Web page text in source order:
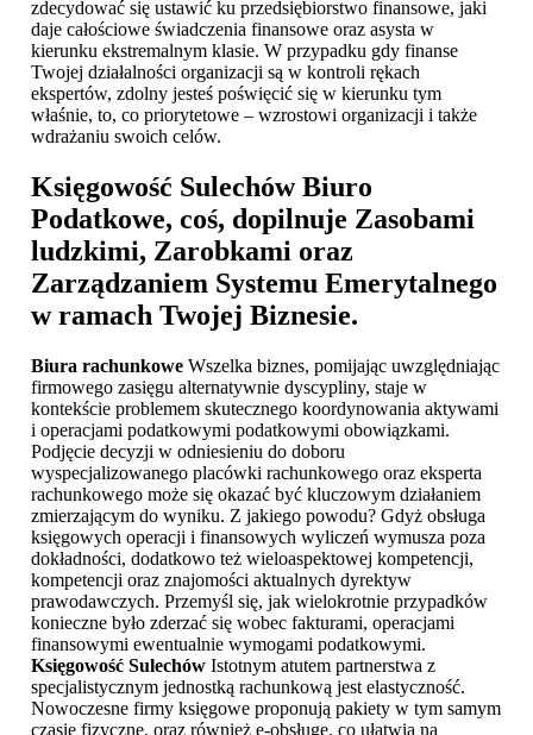
zdecydować się ustawić ku przedsiębiorstwo finansowe, jaki
daje całościowe świadczenia finansowe oraz asysta w
kierunku ekstremalnym klasie. W przypadku gdy finanse
Twojej działalności organizacji są w kontroli rękach
ekspertów, zdolny jesteś poświęcić się w kierunku tym
właśnie, to, co priorytetowe – wzrostowi organizacji i także
wdrażaniu swoich celów.
Księgowość SulechówBiuro
Podatkowe, coś, dopilnuje Zasobami
ludzkimi, Zarobkami oraz
Zarządzaniem Systemu Emerytalnego
w ramach Twojej Biznesie.
Biura rachunkowe Wszelka biznes, pomijając uwzględniając
firmowego zasięgu alternatywnie dyscypliny, staje w
kontekście problemem skutecznego koordynowania aktywami
i operacjami podatkowymi podatkowymi obowiązkami.
Podjęcie decyzji w odniesieniu do doboru
wyspecjalizowanego placówki rachunkowego oraz eksperta
rachunkowego może się okazać być kluczowym działaniem
zmierzającym do wyniku. Z jakiego powodu? Gdyż obsługa
księgowych operacji i finansowych wyliczeń wymusza poza
dokładności, dodatkowo też wieloaspektowej kompetencji,
kompetencji oraz znajomości aktualnych dyrektyw
prawodawczych. Przemyśl się, jak wielokrotnie przypadków
konieczne było zderzać się wobec fakturami, operacjami
finansowymi ewentualnie wymogami podatkowymi.
Księgowość Sulechów Istotnym atutem partnerstwa z
specjalistycznym jednostką rachunkową jest elastyczność.
Nowoczesne firmy księgowe proponują pakiety w tym samym
czasie fizyczne, oraz również e-obsługę, co ułatwia na